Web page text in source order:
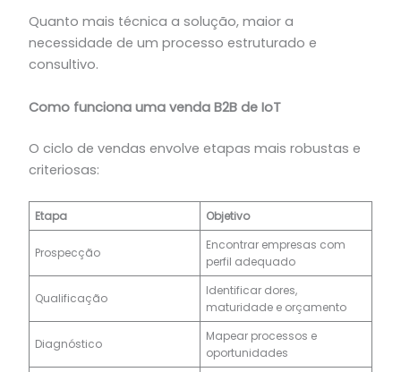
Quanto mais técnica a solução, maior a
necessidade de um processo estruturado e
consultivo.
Como funciona uma venda B2B de IoT
O ciclo de vendas envolve etapas mais robustas e
criteriosas:
Etapa Objetivo
Prospecção
Encontrar empresas com
perfil adequado
Qualificação
Identificar dores,
maturidade e orçamento
Diagnóstico
Mapear processos e
oportunidades